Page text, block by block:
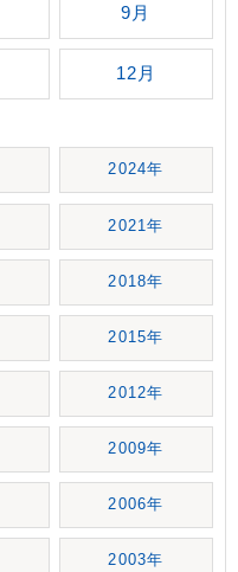
9月
12月
2024年
2021年
2018年
2015年
2012年
2009年
2006年
2003年